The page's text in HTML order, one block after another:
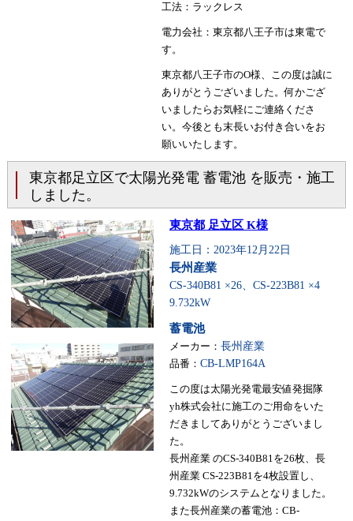
工法：ラックレス
電力会社：東京都八王子市は東電で
す。
東京都八王子市のO様、この度は誠に
ありがとうございました。何かござ
いましたらお気軽にご連絡くださ
い。今後とも末長いお付き合いをお
願いいたします。
東京都足立区で太陽光発電 蓄電池 を販売・施工
しました。
東京都 足立区 K様
施工日：2023年12月22日
長州産業
CS-340B81 ×26、CS-223B81 ×4
9.732kW
蓄電池
メーカー： 長州産業
品番： CB-LMP164A
この度は太陽光発電最安値発掘隊
yh株式会社に施工のご用命をいた
だきましてありがとうございまし
た。
長州産業 のCS-340B81を26枚、長
州産業 CS-223B81を4枚設置し、
9.732kWのシステムとなりました。
また長州産業の蓄電池：CB-